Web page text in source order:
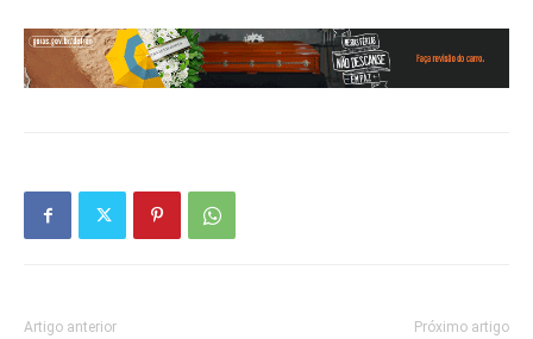
Artigo anterior Próximo artigo